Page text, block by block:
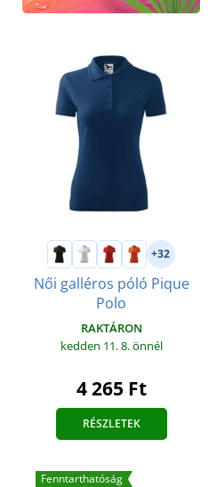
+32
Női galléros póló Pique
Polo
RAKTÁRON
kedden 11. 8.önnél
4 265 Ft
RÉSZLETEK
Fenntarthatóság